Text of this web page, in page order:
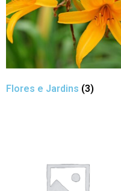
Flores e Jardins (3)